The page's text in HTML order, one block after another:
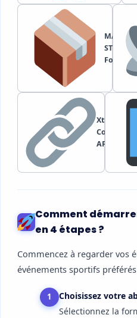
MAG /
STB /
Formuler
Xtream
Codes /
API
Comment
en 4 étapes ?
Commencez à regarder vos
événements sportifs
1
Choisissez votre
Sélectionnez la